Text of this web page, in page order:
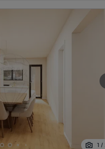
1 /